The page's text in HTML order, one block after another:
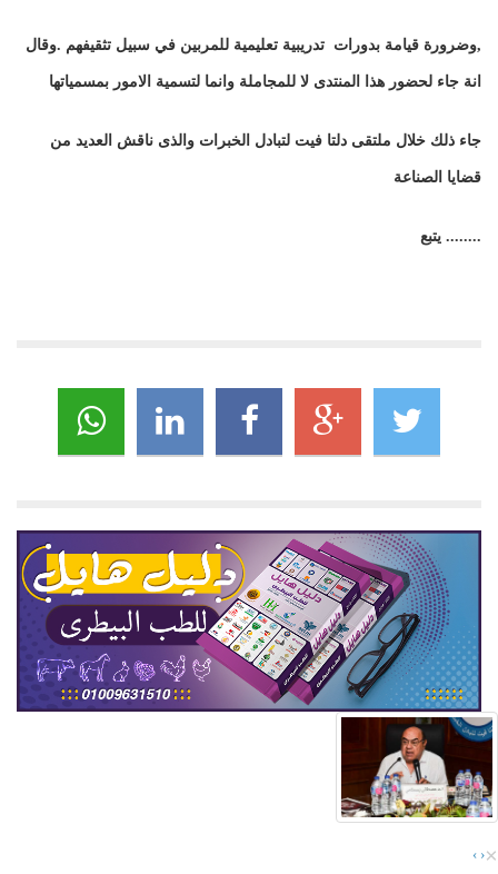
,وضرورة قيامة بدورات تدريبية تعليمية للمربين في سبيل تثقيفهم .وقال
انة جاء لحضور هذا المنتدى لا للمجاملة وانما لتسمية الامور بمسمياتها
جاء ذلك خلال ملتقى دلتا فيت لتبادل الخبرات والذى ناقش العديد من
قضايا الصناعة
........ يتبع
‹
› ×